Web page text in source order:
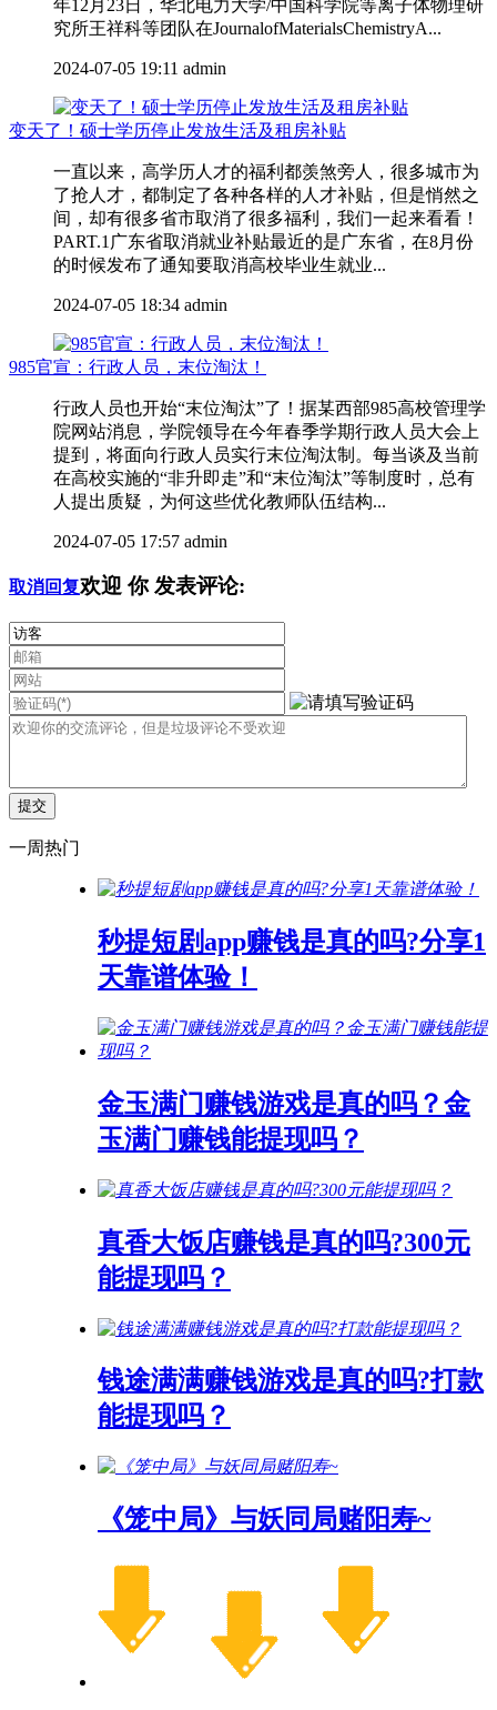
年12月23日，华北电力大学/中国科学院等离子体物理研
究所王祥科等团队在JournalofMaterialsChemistryA...
2024-07-05 19:11 admin
变天了！硕士学历停止发放生活及租房补贴
一直以来，高学历人才的福利都羡煞旁人，很多城市为
了抢人才，都制定了各种各样的人才补贴，但是悄然之
间，却有很多省市取消了很多福利，我们一起来看看！
PART.1广东省取消就业补贴最近的是广东省，在8月份
的时候发布了通知要取消高校毕业生就业...
2024-07-05 18:34 admin
985官宣：行政人员，末位淘汰！
行政人员也开始“末位淘汰”了！据某西部985高校管理学
院网站消息，学院领导在今年春季学期行政人员大会上
提到，将面向行政人员实行末位淘汰制。每当谈及当前
在高校实施的“非升即走”和“末位淘汰”等制度时，总有
人提出质疑，为何这些优化教师队伍结构...
2024-07-05 17:57 admin
取消回复欢迎 你发表评论:
一周热门
秒提短剧app赚钱是真的吗?分享1
天靠谱体验！
金玉满门赚钱游戏是真的吗？金
玉满门赚钱能提现吗？
真香大饭店赚钱是真的吗?300元
能提现吗？
钱途满满赚钱游戏是真的吗?打款
能提现吗？
《笼中局》与妖同局赌阳寿~